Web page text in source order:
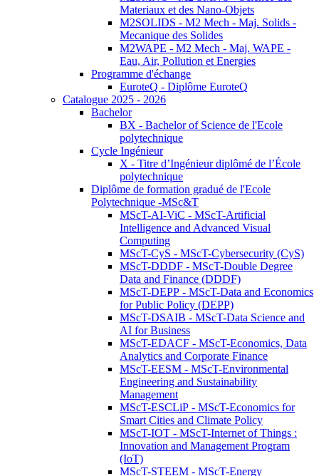
Materiaux et des Nano-Objets
M2SOLIDS - M2 Mech - Maj. Solids -
Mecanique des Solides
M2WAPE - M2 Mech - Maj. WAPE -
Eau, Air, Pollution et Energies
Programme d'échange
EuroteQ - Diplôme EuroteQ
Catalogue 2025 - 2026
Bachelor
BX - Bachelor of Science de l'Ecole
polytechnique
Cycle Ingénieur
X - Titre d’Ingénieur diplômé de l’École
polytechnique
Diplôme de formation gradué de l'Ecole
Polytechnique -MSc&T
MScT-AI-ViC - MScT-Artificial
Intelligence and Advanced Visual
Computing
MScT-CyS - MScT-Cybersecurity (CyS)
MScT-DDDF - MScT-Double Degree
Data and Finance (DDDF)
MScT-DEPP - MScT-Data and Economics
for Public Policy (DEPP)
MScT-DSAIB - MScT-Data Science and
AI for Business
MScT-EDACF - MScT-Economics, Data
Analytics and Corporate Finance
MScT-EESM - MScT-Environmental
Engineering and Sustainability
Management
MScT-ESCLiP - MScT-Economics for
Smart Cities and Climate Policy
MScT-IOT - MScT-Internet of Things :
Innovation and Management Program
(IoT)
MScT-STEEM - MScT-Energy